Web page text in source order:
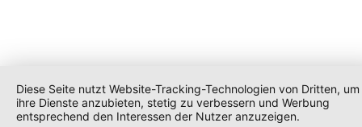
Diese Seite nutzt Website-Tracking-Technologien von Dritten, um
ihre Dienste anzubieten, stetig zu verbessern und Werbung
entsprechend den Interessen der Nutzer anzuzeigen.